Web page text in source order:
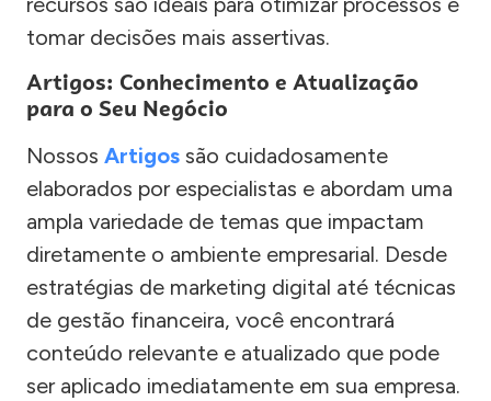
tomar decisões mais assertivas.
Artigos: Conhecimento e Atualização
para o Seu Negócio
Nossos Artigos são cuidadosamente
elaborados por especialistas e abordam uma
ampla variedade de temas que impactam
diretamente o ambiente empresarial. Desde
estratégias de marketing digital até técnicas
de gestão financeira, você encontrará
conteúdo relevante e atualizado que pode
ser aplicado imediatamente em sua empresa.